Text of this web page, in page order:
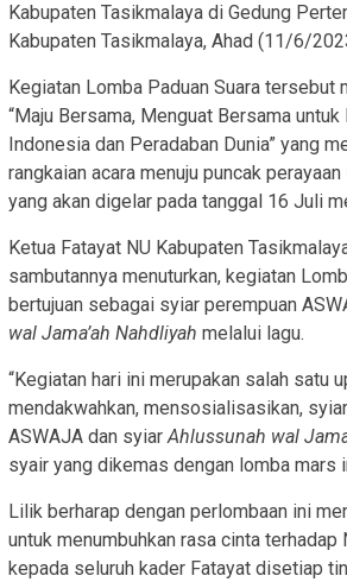
Kabupaten Tasikmalaya di Gedung
Kabupaten Tasikmalaya, Ahad (11/6/
Kegiatan Lomba Paduan Suara tersebut
“Maju Bersama, Menguat Bersama
Indonesia dan Peradaban Dunia” yang
rangkaian acara menuju puncak
yang akan digelar pada tanggal 16 Juli
Ketua Fatayat NU Kabupaten
sambutannya menuturkan, kegiatan
bertujuan sebagai syiar perempuan
wal Jama’ah Nahdliyah melalui lagu.
“Kegiatan hari ini merupakan salah satu
mendakwahkan, mensosialisasikan,
ASWAJA dan syiarAhlussunah wal
syair yang dikemas dengan lomba mars
Lilik berharap dengan perlombaan ini
untuk menumbuhkan rasa cinta terhadap
kepada seluruh kader Fatayat disetiap